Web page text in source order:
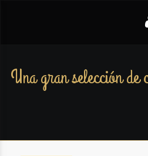
Una gran selección de